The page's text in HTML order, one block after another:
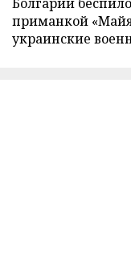
приманкой
украинские